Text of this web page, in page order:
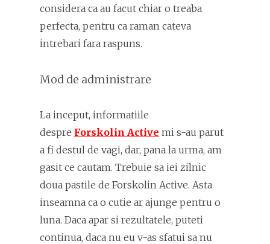
considera ca au facut chiar o treaba
perfecta, pentru ca raman cateva
intrebari fara raspuns.
Mod de administrare
La inceput, informatiile
despre Forskolin Active mi s-au parut
a fi destul de vagi, dar, pana la urma, am
gasit ce cautam. Trebuie sa iei zilnic
doua pastile de Forskolin Active. Asta
inseamna ca o cutie ar ajunge pentru o
luna. Daca apar si rezultatele, puteti
continua, daca nu eu v-as sfatui sa nu